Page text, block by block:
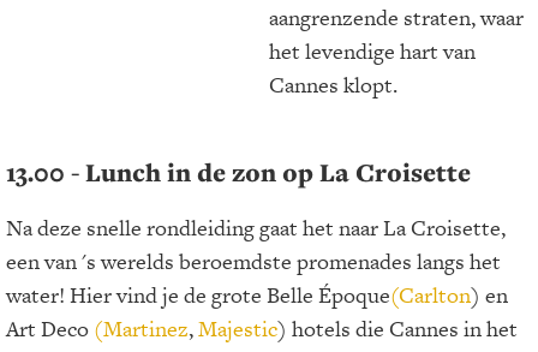
aangrenzende straten, waar
het levendige hart van
Cannes klopt.
13.00 - Lunch in de zon op La Croisette
Na deze snelle rondleiding gaat het naar La Croisette,
een van 's werelds beroemdste promenades langs het
water! Hier vind je de grote Belle Époque(Carlton) en
Art Deco (Martinez,Majestic) hotels die Cannes in het